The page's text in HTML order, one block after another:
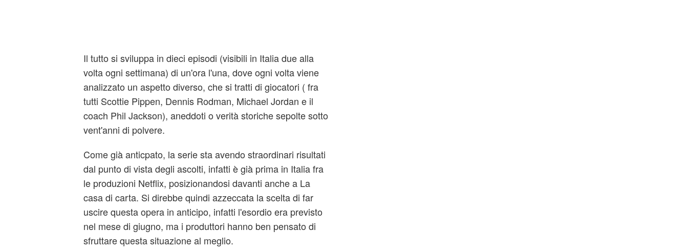
Il tutto si sviluppa in dieci episodi (visibili in Italia due alla
volta ogni settimana) di un'ora l'una, dove ogni volta viene
analizzato un aspetto diverso, che si tratti di giocatori ( fra
tutti Scottie Pippen, Dennis Rodman, Michael Jordan e il
coach Phil Jackson), aneddoti o verità storiche sepolte sotto
vent'anni di polvere.
Come già anticpato, la serie sta avendo straordinari risultati
dal punto di vista degli ascolti, infatti è già prima in Italia fra
le produzioni Netflix, posizionandosi davanti anche a La
casa di carta. Si direbbe quindi azzeccata la scelta di far
uscire questa opera in anticipo, infatti l'esordio era previsto
nel mese di giugno, ma i produttori hanno ben pensato di
sfruttare questa situazione al meglio.